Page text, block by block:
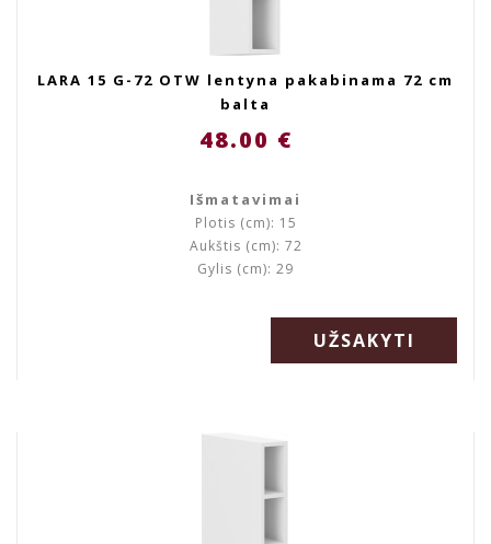
LARA 15 G-72 OTW lentyna pakabinama 72 cm
balta
48.00 €
Išmatavimai
Plotis (cm): 15
Aukštis (cm): 72
Gylis (cm): 29
UŽSAKYTI